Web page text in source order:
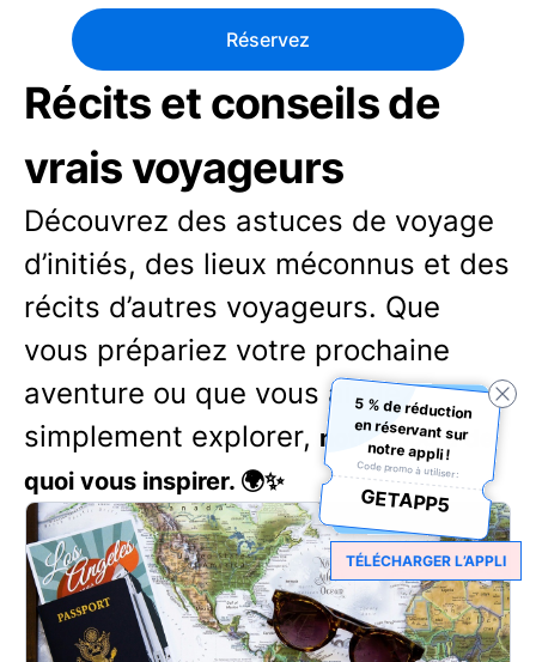
Réservez
Récits et conseils de
vrais voyageurs
Découvrez des astuces de voyage
d’initiés, des lieux méconnus et des
récits d’autres voyageurs. Que
vous prépariez votre prochaine
aventure ou que vous aimiez
simplement explorer, notre blog a de
quoi vous inspirer. 🌍✨
5 % de réduction
en réservant sur
notre appli !
Code promo à utiliser :
GETAPP5
TÉLÉCHARGER L’APPLI